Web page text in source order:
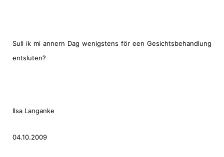
Sull ik mi annern Dag wenigstens för een Gesichtsbehandlung
entsluten?
Ilsa Langanke
04.10.2009